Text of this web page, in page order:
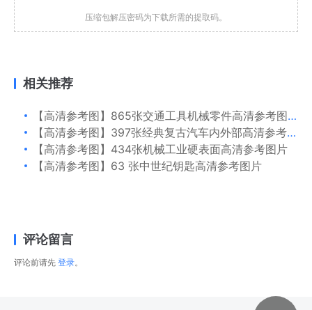
压缩包解压密码为下载所需的提取码。
相关推荐
【高清参考图】865张交通工具机械零件高清参考图片
【高清参考图】397张经典复古汽车内外部高清参考图片
【高清参考图】434张机械工业硬表面高清参考图片
【高清参考图】63 张中世纪钥匙高清参考图片
评论留言
评论前请先 登录。